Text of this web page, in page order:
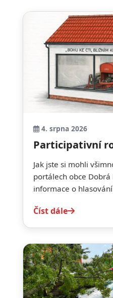
4. srpna 2026
Participativní
Jak jste si mohli
portálech obce
informace o
Číst dále